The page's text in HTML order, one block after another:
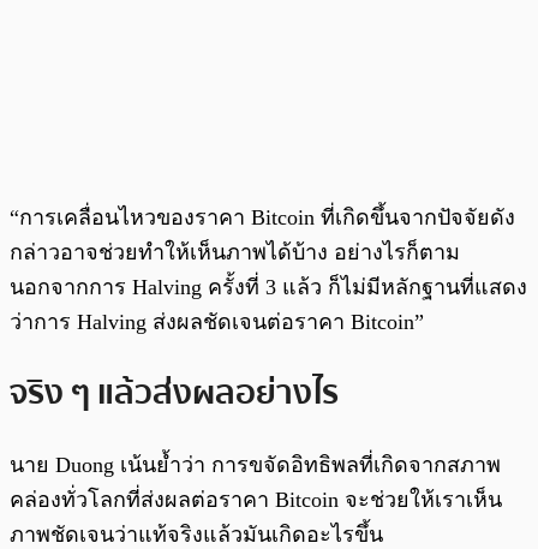
“การเคลื่อนไหวของราคา Bitcoin ที่เกิดขึ้นจากปัจจัยดัง
กล่าวอาจช่วยทำให้เห็นภาพได้บ้าง อย่างไรก็ตาม
นอกจากการ Halving ครั้งที่ 3 แล้ว ก็ไม่มีหลักฐานที่แสดง
ว่าการ Halving ส่งผลชัดเจนต่อราคา Bitcoin”
จริง ๆ แล้วส่งผลอย่างไร
นาย Duong เน้นย้ำว่า การขจัดอิทธิพลที่เกิดจากสภาพ
คล่องทั่วโลกที่ส่งผลต่อราคา Bitcoin จะช่วยให้เราเห็น
ภาพชัดเจนว่าแท้จริงแล้วมันเกิดอะไรขึ้น